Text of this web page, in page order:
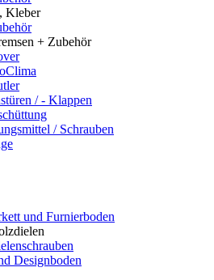
Kleber
+ Zubehör
/ - Klappen
/ Schrauben
und Furnierboden
Designboden